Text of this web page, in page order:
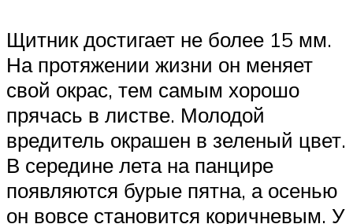
Щитник достигает не более 15 мм.
На протяжении жизни он меняет
свой окрас, тем самым хорошо
прячась в листве. Молодой
вредитель окрашен в зеленый цвет.
В середине лета на панцире
появляются бурые пятна, а осенью
он вовсе становится коричневым. У